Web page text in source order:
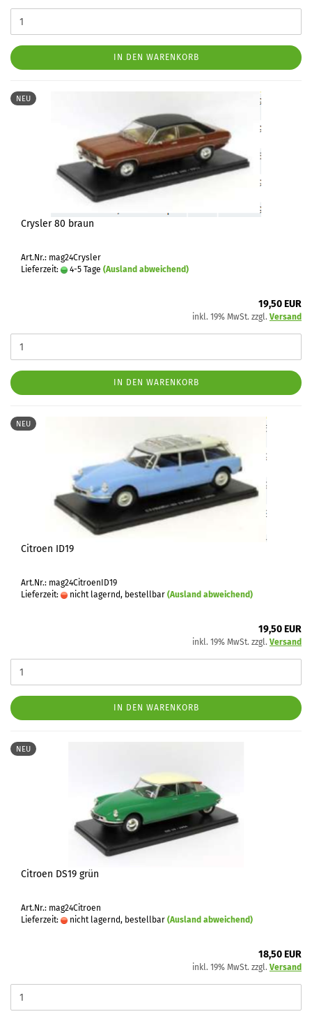
IN DEN WARENKORB
NEU
Crysler 80 braun
Art.Nr.: mag24Crysler
Lieferzeit:
4-5 Tage (Ausland abweichend)
19,50 EUR
inkl. 19% MwSt. zzgl. Versand
IN DEN WARENKORB
NEU
Citroen ID19
Art.Nr.: mag24CitroenID19
Lieferzeit:
nicht lagernd, bestellbar (Ausland abweichend)
19,50 EUR
inkl. 19% MwSt. zzgl. Versand
IN DEN WARENKORB
NEU
Citroen DS19 grün
Art.Nr.: mag24Citroen
Lieferzeit:
nicht lagernd, bestellbar (Ausland abweichend)
18,50 EUR
inkl. 19% MwSt. zzgl. Versand